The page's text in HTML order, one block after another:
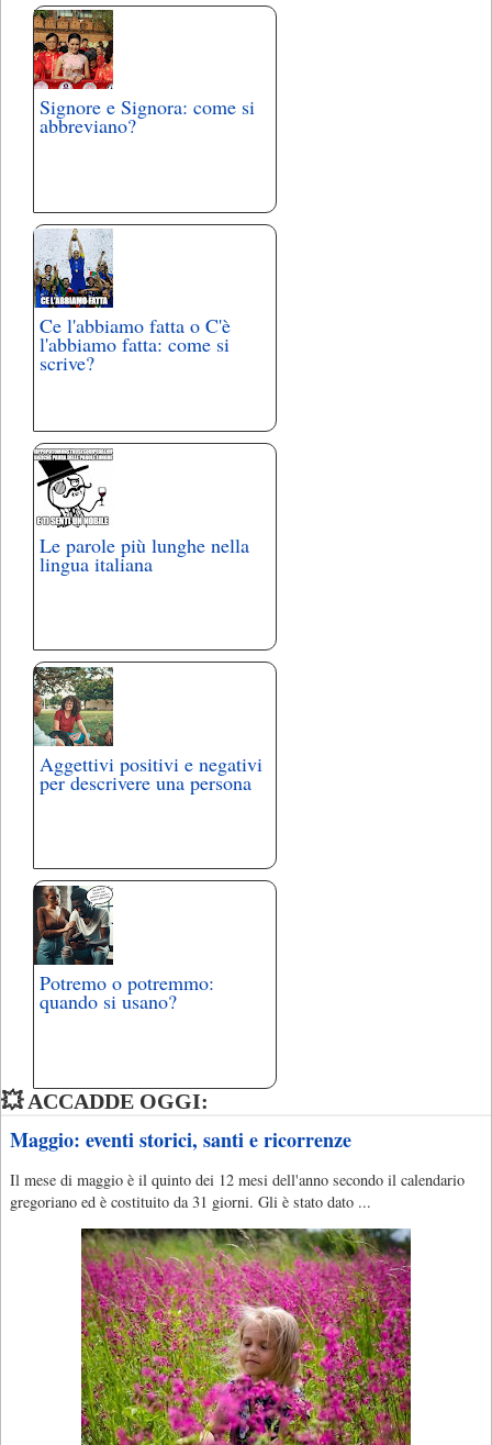
Signore e Signora: come si
abbreviano?
Ce l'abbiamo fatta o C'è
l'abbiamo fatta: come si
scrive?
Le parole più lunghe nella
lingua italiana
Aggettivi positivi e negativi
per descrivere una persona
Potremo o potremmo:
quando si usano?
💥 ACCADDE OGGI:
Maggio: eventi storici, santi e ricorrenze
Il mese di maggio è il quinto dei 12 mesi dell'anno secondo il calendario
gregoriano ed è costituito da 31 giorni. Gli è stato dato ...